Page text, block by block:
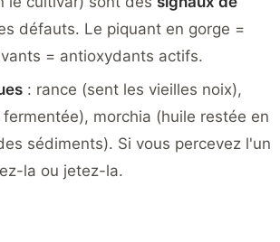
défauts. Le piquant en gorge =
= antioxydants actifs.
: rance (sent les vieilles noix),
morchia (huile restée en
sédiments). Si vous percevez l'un
la ou jetez-la.